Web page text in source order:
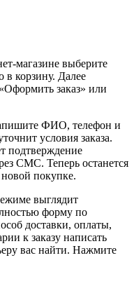
магазине выберите
в корзину. Далее
заказ» или
ФИО, телефон и
условия заказа.
подтверждение
СМС. Теперь останется
новой покупке.
выглядит
форму по
доставки, оплаты,
к заказу написать
вас найти. Нажмите